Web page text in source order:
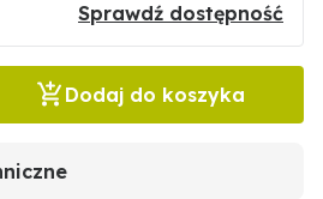
Sprawdź dostępność
Dodaj do koszyka